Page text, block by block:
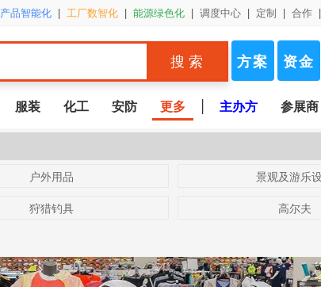
产品智能化 | 工厂数智化 | 能源绿色化 | 调度中心 | 定制 | 合作 |
搜 索 方案 资金
服装 化工 安防 更多 | 主办方 参展商
户外用品 景观及游乐
狩猎钓具 高尔夫